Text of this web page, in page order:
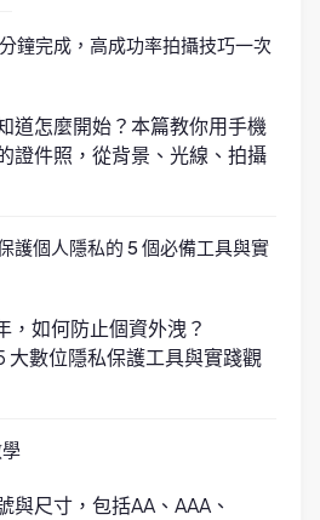
鐘完成，高成功率拍攝技巧一次
道怎麼開始？本篇教你用手機
證件照，從背景、光線、拍攝
護個人隱私的 5 個必備工具與實
，如何防止個資外洩？
數位隱私保護工具與實踐觀
與尺寸，包括AA、AAA、